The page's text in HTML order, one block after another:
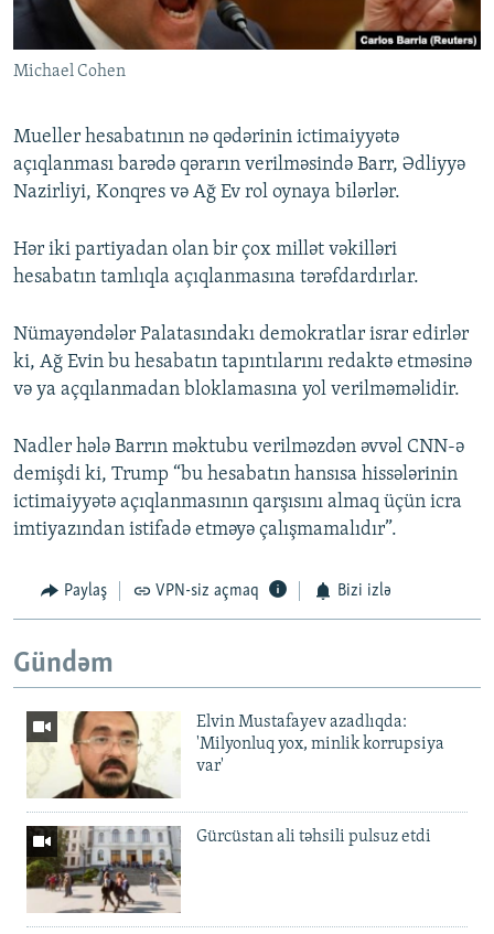
Michael Cohen
Mueller hesabatının nə qədərinin ictimaiyyətə
açıqlanması barədə qərarın verilməsində Barr, Ədliyyə
Nazirliyi, Konqres və Ağ Ev rol oynaya bilərlər.
Hər iki partiyadan olan bir çox millət vəkilləri
hesabatın tamlıqla açıqlanmasına tərəfdardırlar.
Nümayəndələr Palatasındakı demokratlar israr edirlər
ki, Ağ Evin bu hesabatın tapıntılarını redaktə etməsinə
və ya açqılanmadan bloklamasına yol verilməməlidir.
Nadler hələ Barrın məktubu verilməzdən əvvəl CNN-ə
demişdi ki, Trump “bu hesabatın hansısa hissələrinin
ictimaiyyətə açıqlanmasının qarşısını almaq üçün icra
imtiyazından istifadə etməyə çalışmamalıdır”.
Paylaş VPN-siz açmaq Bizi izlə
Gündəm
Elvin Mustafayev azadlıqda:
'Milyonluq yox, minlik korrupsiya
var'
Gürcüstan ali təhsili pulsuz etdi